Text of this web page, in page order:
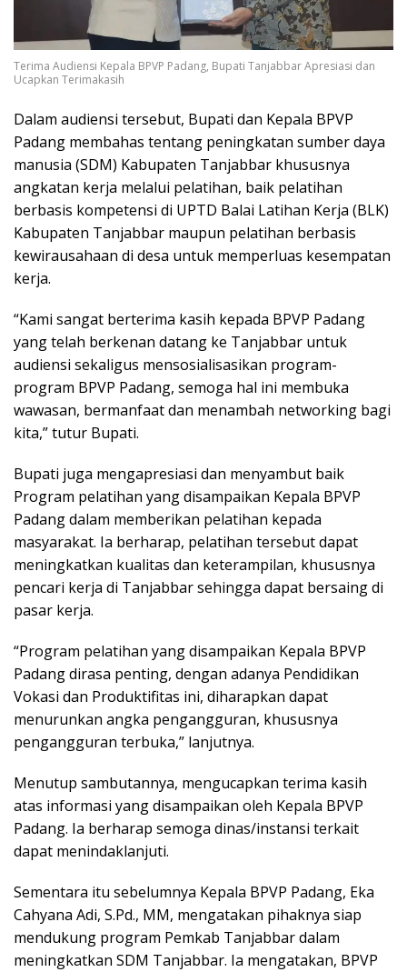
Terima Audiensi Kepala BPVP Padang, Bupati Tanjabbar Apresiasi dan
Ucapkan Terimakasih
Dalam audiensi tersebut, Bupati dan Kepala BPVP
Padang membahas tentang peningkatan sumber daya
manusia (SDM) Kabupaten Tanjabbar khususnya
angkatan kerja melalui pelatihan, baik pelatihan
berbasis kompetensi di UPTD Balai Latihan Kerja (BLK)
Kabupaten Tanjabbar maupun pelatihan berbasis
kewirausahaan di desa untuk memperluas kesempatan
kerja.
“Kami sangat berterima kasih kepada BPVP Padang
yang telah berkenan datang ke Tanjabbar untuk
audiensi sekaligus mensosialisasikan program-
program BPVP Padang, semoga hal ini membuka
wawasan, bermanfaat dan menambah networking bagi
kita,” tutur Bupati.
Bupati juga mengapresiasi dan menyambut baik
Program pelatihan yang disampaikan Kepala BPVP
Padang dalam memberikan pelatihan kepada
masyarakat. Ia berharap, pelatihan tersebut dapat
meningkatkan kualitas dan keterampilan, khususnya
pencari kerja di Tanjabbar sehingga dapat bersaing di
pasar kerja.
“Program pelatihan yang disampaikan Kepala BPVP
Padang dirasa penting, dengan adanya Pendidikan
Vokasi dan Produktifitas ini, diharapkan dapat
menurunkan angka pengangguran, khususnya
pengangguran terbuka,” lanjutnya.
Menutup sambutannya, mengucapkan terima kasih
atas informasi yang disampaikan oleh Kepala BPVP
Padang. Ia berharap semoga dinas/instansi terkait
dapat menindaklanjuti.
Sementara itu sebelumnya Kepala BPVP Padang, Eka
Cahyana Adi, S.Pd., MM, mengatakan pihaknya siap
mendukung program Pemkab Tanjabbar dalam
meningkatkan SDM Tanjabbar. Ia mengatakan, BPVP